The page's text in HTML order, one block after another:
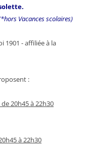
Vacances scolaires)
1901 - affiliée à la
:
20h45 à 22h30
à 22h30